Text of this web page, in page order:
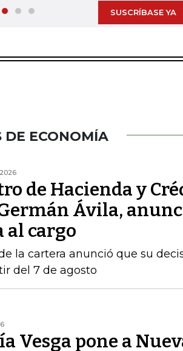
SUSCRÍBASE YA
DE ECONOMÍA
de Hacienda y
Ávila,
al cargo
la cartera anunció que su
del 7 de agosto
Vesga pone a